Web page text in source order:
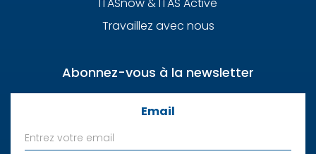
Travaillez avec nous
Abonnez-vous à la newsletter
Email